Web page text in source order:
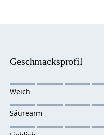
Geschmacksprofil